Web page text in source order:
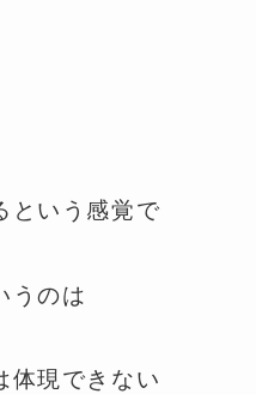
という感覚で
うのは
体現できない